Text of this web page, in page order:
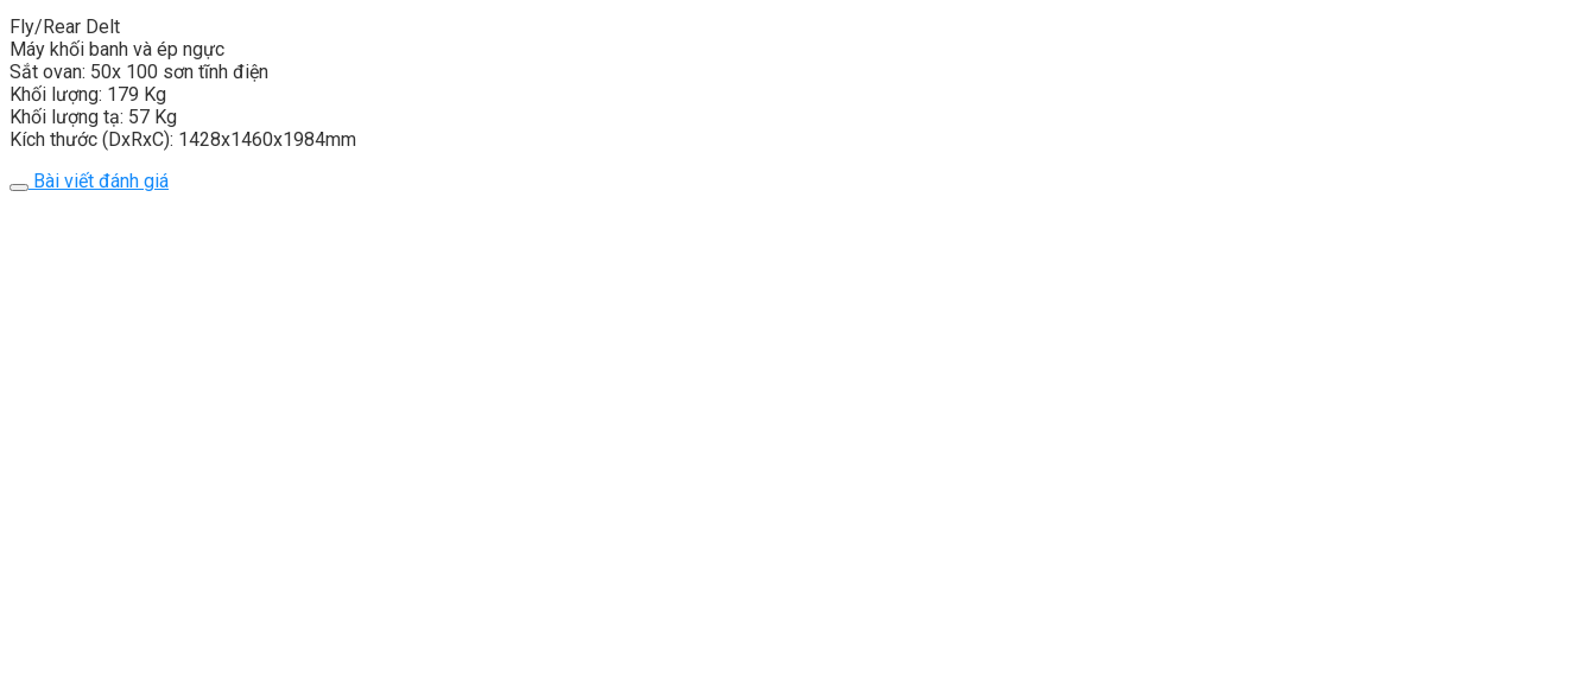
Fly/Rear Delt
Máy khối banh và ép ngực
Sắt ovan: 50x 100 sơn tĩnh điện
Khối lượng: 179 Kg
Khối lượng tạ: 57 Kg
Kích thước (DxRxC): 1428x1460x1984mm
Bài viết đánh giá